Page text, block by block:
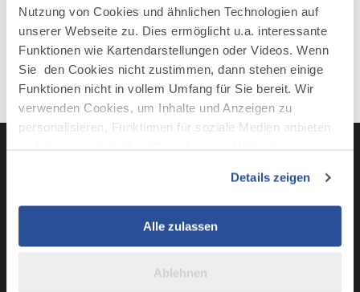
Nutzung von Cookies und ähnlichen Technologien auf
unserer Webseite zu. Dies ermöglicht u.a. interessante
Funktionen wie Kartendarstellungen oder Videos. Wenn
Sie den Cookies nicht zustimmen, dann stehen einige
Funktionen nicht in vollem Umfang für Sie bereit. Wir
verwenden Cookies, um Inhalte und Anzeigen zu
personalisieren, Funktionen für soziale Medien anbieten
Verwendung unserer Website an unsere Partner für
soziale Medien, Werbung und Analysen weiter. Unsere
Partner führen diese Informationen möglicherweise mit
weiteren Daten zusammen, die Sie ihnen bereitgestellt
Details zeigen
Alle zulassen
Ablehnen
Mehr erfahren